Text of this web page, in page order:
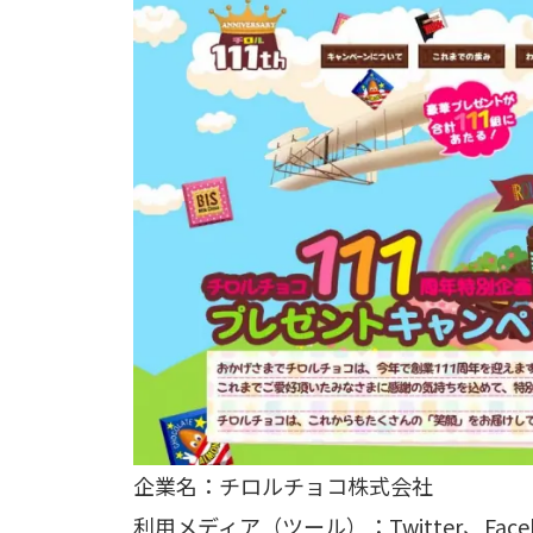
企業名：チロルチョコ株式会社
利用メディア（ツール）：Twitter、